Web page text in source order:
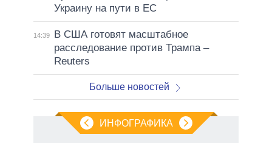
Украину на пути в ЕС
14:39
В США готовят масштабное
расследование против Трампа –
Reuters
Больше новостей
ИНФОГРАФИКА